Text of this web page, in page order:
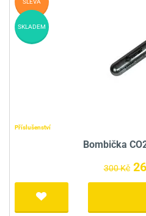
Příslušenství
Bombička
300 Kč
SLEVA
SKLADEM